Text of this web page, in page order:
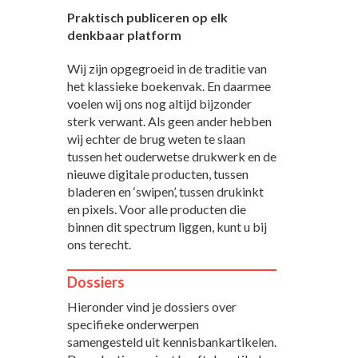
Praktisch publiceren op elk
denkbaar platform
Wij zijn opgegroeid in de traditie van
het klassieke boekenvak. En daarmee
voelen wij ons nog altijd bijzonder
sterk verwant. Als geen ander hebben
wij echter de brug weten te slaan
tussen het ouderwetse drukwerk en de
nieuwe digitale producten, tussen
bladeren en ‘swipen’, tussen drukinkt
en pixels. Voor alle producten die
binnen dit spectrum liggen, kunt u bij
ons terecht.
Dossiers
Hieronder vind je dossiers over
specifieke onderwerpen
samengesteld uit kennisbankartikelen.